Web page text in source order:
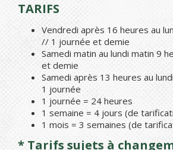
TARIFS
Vendredi après 16 heures au
// 1 journée et demie
Samedi matin au lundi matin 9
et demie
Samedi après 13 heures au
1 journée
1 journée = 24 heures
1 semaine = 4 jours (de
1 mois = 3 semaines (de
* Tarifs sujets à